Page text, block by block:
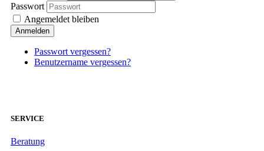
Passwort
Angemeldet bleiben
Anmelden
Passwort vergessen?
Benutzername vergessen?
SERVICE
Beratung